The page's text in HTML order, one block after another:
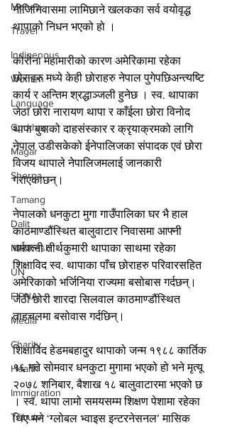
Money
Travel
Indigenous
Women
Language
Gurkhas
Magar
Sherpa
Tamang
Dalit
Madhesh
UN
FIPNA
Media
Charity
Health
Immigration
Tribute
नीजिनिवासमा लामिछाने खलकका सर्व वयोवृद्ध
थापाको निधन भएको हो ।
कोरोना महामारीको कारण अमेरिकामा रहेका
छोराहरु मध्ये केही छोराहरु नेपाल पुगेपछिअन्त्यष्टि
कार्य र अन्तिम श्रद्धाञ्जली हुनेछ । स्व. थापाका
जेठा छोरा नारायण थापा र काँईला छोरा विनोद
थापा बुबाको दाहसंस्कार र क्रृयाक्रमको लागि
नेपाल उडीसकेको ईनेपालिजका संपादक एवं छोरा
विजय थापाले नेपालिजमलाई जानकारी
गराएकाछन्।
नेपालको धनकुटा मुगा गाउँपालिका घर भै हाल
काठमाण्डौंस्थित बालुवाटार निवासमा आफ्नी
धर्मपत्नी तीर्थकुमारी थापाका साथमा रहेका
शिक्षाविद स्व. थापाका पाँच छोराहरु परिवारसहित
अमेरिकाको भर्जिनिया राज्यमा बसोबास गर्दछन्।
जेठी छोरी शारदा सिलवाल काठमाण्डौंस्थित
ताहचलमा बसोवास गर्दछिन्।
शिक्षाविद हेडमबहादुर थापाको जन्म १९८८ कार्तिक
१६ गते सोमवार धनकुटा मुगामा भएको हो भने मृत्यू
२०७८ शनिबार, बैशाख १८ बालुवाटारमा भएको छ
। स्व. थापा लामो समयसम्म शिक्षण पेशामा रहेका
थिए भने ‘ग्लोबल भ्वाइस इन्टरनेसनल’ मासिक